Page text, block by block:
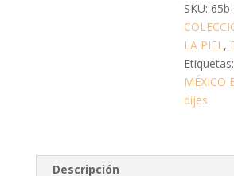
SKU:
LA PIEL,
Etiquetas:
MÉXICO
dijes
Descripción